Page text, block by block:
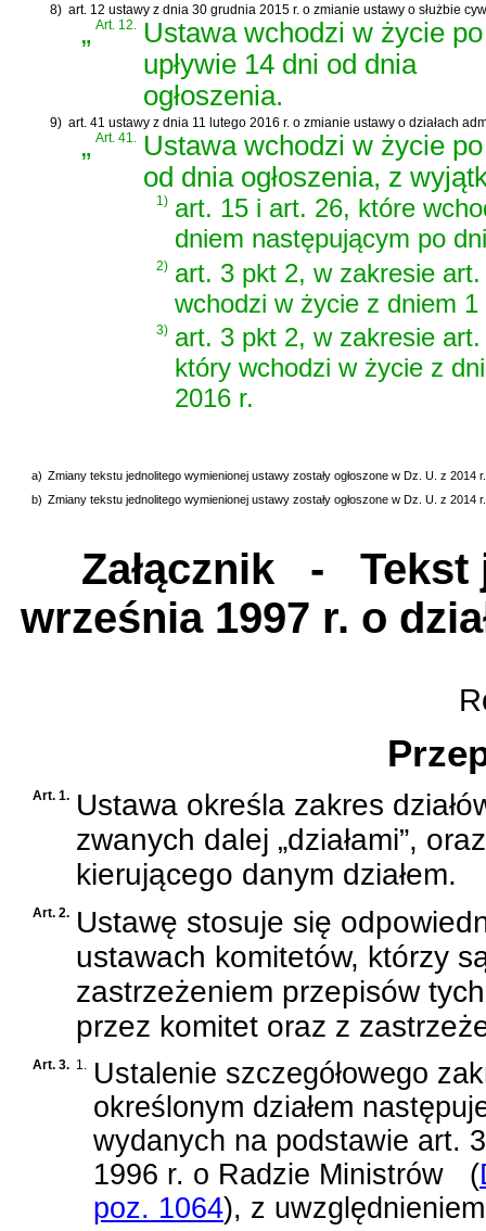
8) art. 12 ustawy z dnia 30 grudnia 2015 r. o zmianie ustawy o służbie
„Art. 12.
Ustawa wchodzi w życie po
upływie 14 dni od dnia
ogłoszenia.
9) art. 41 ustawy z dnia 11 lutego 2016 r. o zmianie ustawy o działach
„Art. 41. Ustawa wchodzi w życie
od dnia ogłoszenia, z
1) art. 15 i art. 26, które
dniem następującym po
2) art. 3 pkt 2, w zakresie
wchodzi w życie z dniem
3) art. 3 pkt 2, w zakresie
który wchodzi w życie z
2016 r.
a) Zmiany tekstu jednolitego wymienionej ustawy zostały ogłoszone w Dz. U. z
b) Zmiany tekstu jednolitego wymienionej ustawy zostały ogłoszone w Dz. U. z 2014
Załącznik- Tekst
września 1997 r. o
Art. 1. Ustawa określa zakres
zwanych dalej „działami”,
kierującego danym działem.
Art. 2. Ustawę stosuje się
ustawach komitetów, którzy
zastrzeżeniem przepisów
przez komitet oraz z
Art. 3. 1. Ustalenie szczegółowego
określonym działem
wydanych na podstawie art.
1996 r. o Radzie Ministrów
(
poz. 1064), z